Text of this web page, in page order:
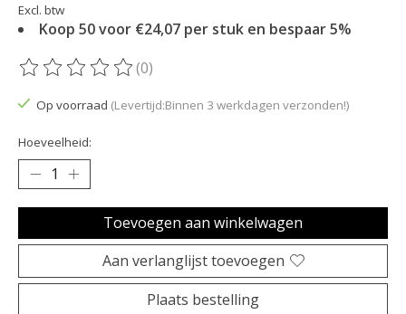
Excl. btw
Koop 50 voor €24,07 per stuk en bespaar 5%
De beoordeling van dit product is
(0)
Op voorraad (Levertijd:Binnen 3 werkdagen verzonden!)
Hoeveelheid:
Toevoegen aan winkelwagen
Aan verlanglijst toevoegen
Plaats bestelling